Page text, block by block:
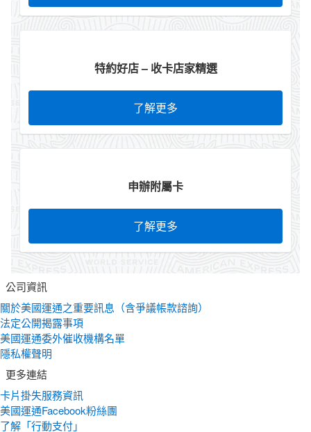
特約好店 – 收卡店家精選
了解更多
申辦附屬卡
了解更多
公司資訊
關於美國運通之重要訊息（含爭議帳款諮詢）
法定公開揭露事項
美國運通委外催收機構名單
隱私權聲明
更多連結
卡片掛失服務資訊
美國運通Facebook粉絲團
了解「行動支付」